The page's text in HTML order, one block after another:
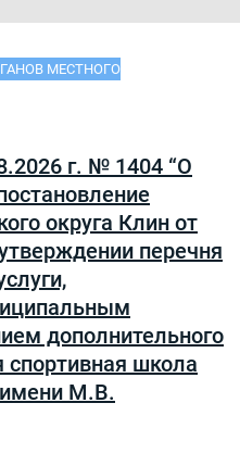
МЕСТНОГО
г. № 1404 “О
округа Клин от
перечня
дополнительного
спортивная школа
имени М.В.